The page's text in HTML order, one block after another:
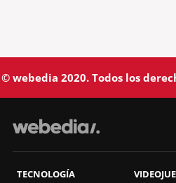
© webedia 2020. Todos los
TECNOLOGÍA